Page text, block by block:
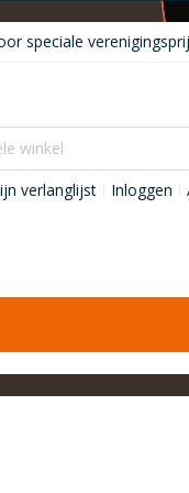
speciale
verlanglijst Inloggen